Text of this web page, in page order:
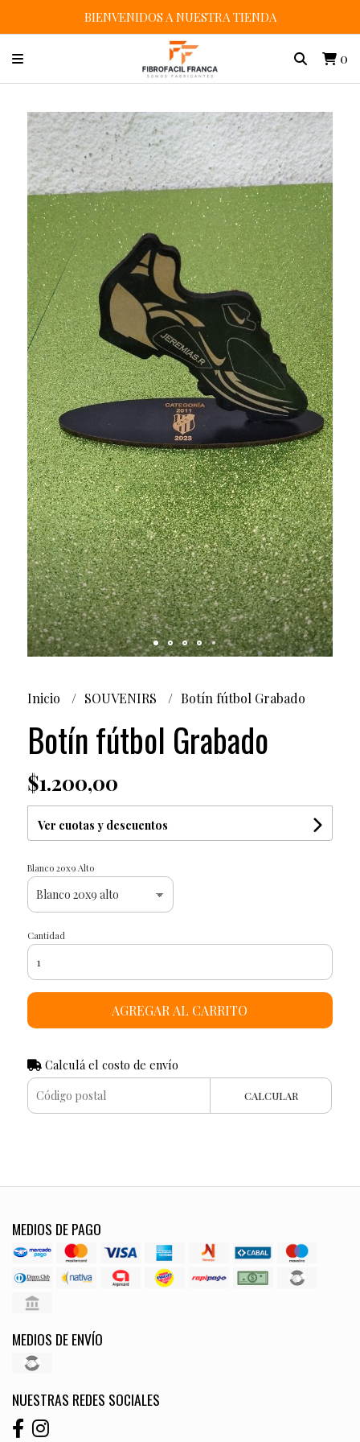
BIENVENIDOS A NUESTRA TIENDA
0
Inicio SOUVENIRS Botín fútbol Grabado
Botín fútbol Grabado
$1.200,00
Ver cuotas y descuentos
Blanco 20x9 Alto
Cantidad
AGREGAR AL CARRITO
Calculá el costo de envío
CALCULAR
MEDIOS DE PAGO
MEDIOS DE ENVÍO
NUESTRAS REDES SOCIALES